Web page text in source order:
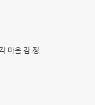
마음 감 정